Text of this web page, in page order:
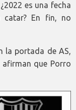
es una fecha
En fin, no
la portada de AS,
que Porro